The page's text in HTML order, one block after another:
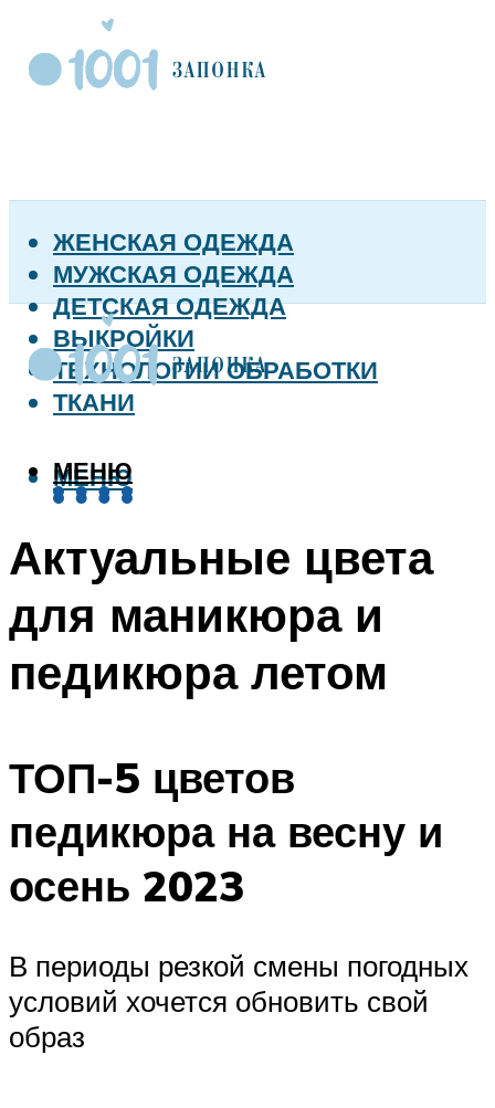
ЖЕНСКАЯ ОДЕЖДА
МУЖСКАЯ ОДЕЖДА
ДЕТСКАЯ ОДЕЖДА
ВЫКРОЙКИ
ТЕХНОЛОГИИ ОБРАБОТКИ
ТКАНИ
МЕНЮ
МЕНЮ
Актуальные цвета
для маникюра и
педикюра летом
ТОП-5 цветов
педикюра на весну и
осень 2023
В периоды резкой смены погодных
условий хочется обновить свой
образ